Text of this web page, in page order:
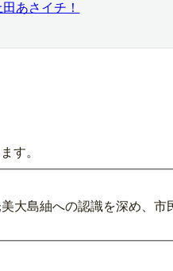
あさイチ！
す。
大島紬への認識を深め、市